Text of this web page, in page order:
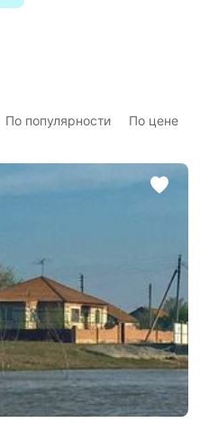
По популярности По цене